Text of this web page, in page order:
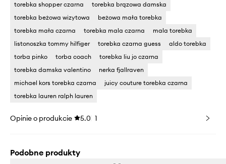
torebka shopper czarna
torebka brązowa damska
torebka beżowa wizytowa
beżowa mała torebka
torebka mała czarna
torebka mala czarna
mala torebka
listonoszka tommy hilfiger
torebka czarna guess
aldo torebka
torba pinko
torba coach
torebka liu jo czarna
torebka damska valentino
nerka fjallraven
michael kors torebka czarna
juicy couture torebka czarna
torebka lauren ralph lauren
Opinie o produkcie 5.0 1
Podobne produkty